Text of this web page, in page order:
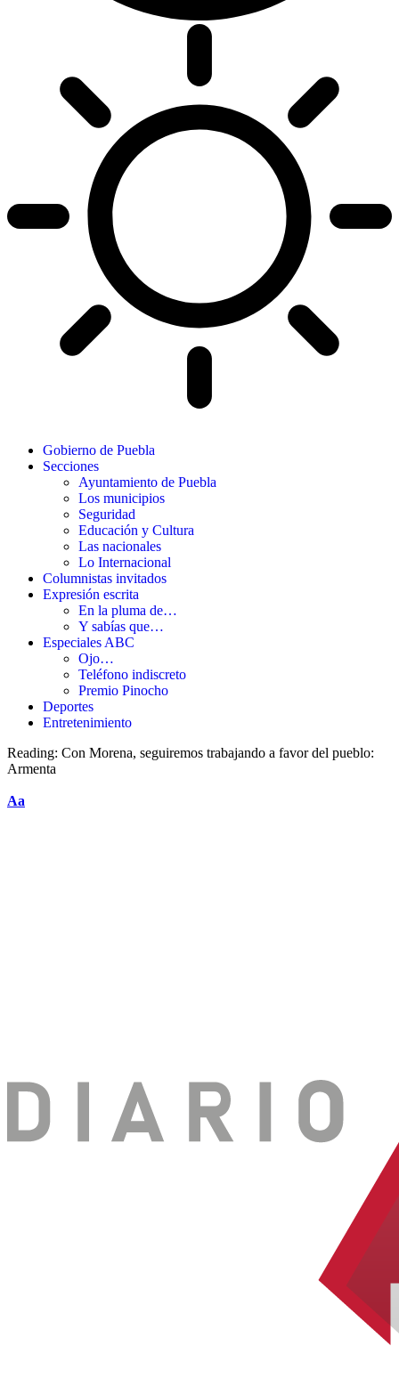
Gobierno de Puebla
Secciones
Ayuntamiento de Puebla
Los municipios
Seguridad
Educación y Cultura
Las nacionales
Lo Internacional
Columnistas invitados
Expresión escrita
En la pluma de…
Y sabías que…
Especiales ABC
Ojo…
Teléfono indiscreto
Premio Pinocho
Deportes
Entretenimiento
Reading: Con Morena, seguiremos trabajando a favor del pueblo:
Armenta
Aa